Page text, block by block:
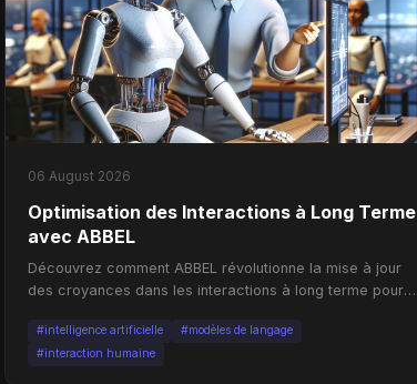
06 August 2026
Optimisation des Interactions à Long Terme
avec ABBEL
Découvrez comment ABBEL révolutionne la mise à jour
des croyances dans les interactions à long terme pour
#intelligence artificielle
#modèles de langage
#interaction humaine